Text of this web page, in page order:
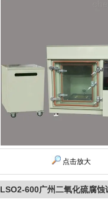
点击放大
LSO2-600广州二氧化硫腐蚀